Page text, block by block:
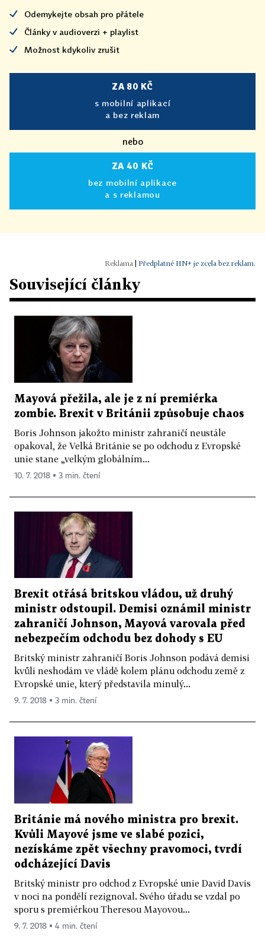
Odemykejte obsah pro přátele
Články v audioverzi + playlist
Možnost kdykoliv zrušit
ZA 80 KČ
s mobilní aplikací
a bez reklam
nebo
ZA 40 KČ
bez mobilní aplikace
a s reklamou
Předplatné HN+ je zcela bez reklam.
Související články
Mayová přežila, ale je z ní premiérka
zombie. Brexit v Británii způsobuje chaos
Boris Johnson jakožto ministr zahraničí neustále
opakoval, že Velká Británie se po odchodu z Evropské
unie stane „velkým globálním...
10. 7. 2018 ▪ 3 min. čtení
Brexit otřásá britskou vládou, už druhý
ministr odstoupil. Demisi oznámil ministr
zahraničí Johnson, Mayová varovala před
nebezpečím odchodu bez dohody s EU
Britský ministr zahraničí Boris Johnson podává demisi
kvůli neshodám ve vládě kolem plánu odchodu země z
Evropské unie, který představila minulý...
9. 7. 2018 ▪ 3 min. čtení
Británie má nového ministra pro brexit.
Kvůli Mayové jsme ve slabé pozici,
nezískáme zpět všechny pravomoci, tvrdí
odcházející Davis
Britský ministr pro odchod z Evropské unie David Davis
v noci na pondělí rezignoval. Svého úřadu se vzdal po
sporu s premiérkou Theresou Mayovou...
9. 7. 2018 ▪ 4 min. čtení